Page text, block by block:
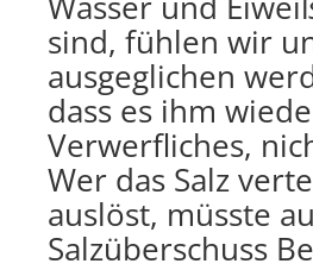
sind, fühlen wir
ausgeglichen
dass es ihm
Verwerfliches,
Wer das Salz
auslöst, müsste
Salzüberschuss